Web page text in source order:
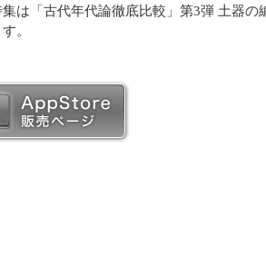
は「古代年代論徹底比較」第3弾 土器の
。